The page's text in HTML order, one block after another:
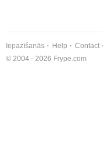
Iepazīšanās Help Contact
© 2004 - 2026 Frype.com